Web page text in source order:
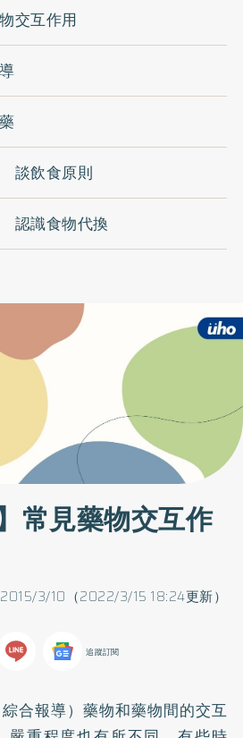
交互作用
談飲食原則
認識食物代換
常見藥物交互作
2015/3/10（2022/3/15 18:24更新）
追蹤訂閱
合報導）藥物和藥物間的交互